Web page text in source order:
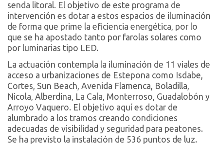
senda litoral. El objetivo de este programa de
intervención es dotar a estos espacios de iluminación
de forma que prime la eficiencia energética, por lo
que se ha apostado tanto por farolas solares como
por luminarias tipo LED.
La actuación contempla la iluminación de 11 viales de
acceso a urbanizaciones de Estepona como Isdabe,
Cortes, Sun Beach, Avenida Flamenca, Boladilla,
Nicola, Alberdina, La Cala, Monterroso, Guadalobón y
Arroyo Vaquero. El objetivo aquí es dotar de
alumbrado a los tramos creando condiciones
adecuadas de visibilidad y seguridad para peatones.
Se ha previsto la instalación de 536 puntos de luz.